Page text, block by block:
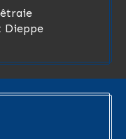
Dieppe